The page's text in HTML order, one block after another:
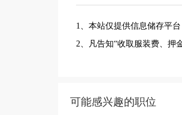
1、本站仅提供信息储存平
2、凡告知“收取服装费、押
可能感兴趣的职位